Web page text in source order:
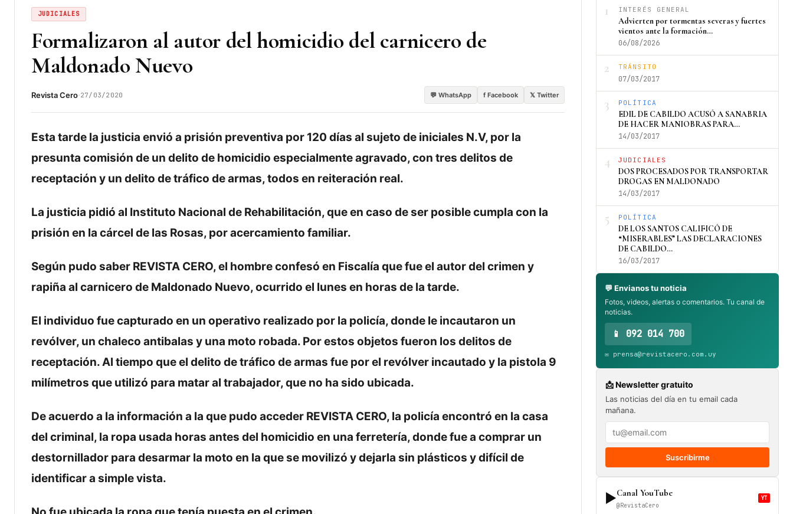
JUDICIALES
Formalizaron al autor del homicidio del carnicero de
Maldonado Nuevo
Revista Cero·27/03/2020 💬 WhatsApp f Facebook 𝕏 Twitter
Esta tarde la justicia envió a prisión preventiva por 120 días al sujeto de iniciales N.V, por la
presunta comisión de un delito de homicidio especialmente agravado, con tres delitos de
receptación y un delito de tráfico de armas, todos en reiteración real.
La justicia pidió al Instituto Nacional de Rehabilitación, que en caso de ser posible cumpla con la
prisión en la cárcel de las Rosas, por acercamiento familiar.
Según pudo saber REVISTA CERO, el hombre confesó en Fiscalía que fue el autor del crimen y
rapiña al carnicero de Maldonado Nuevo, ocurrido el lunes en horas de la tarde.
El individuo fue capturado en un operativo realizado por la policía, donde le incautaron un
revólver, un chaleco antibalas y una moto robada. Por estos objetos fueron los delitos de
receptación. Al tiempo que el delito de tráfico de armas fue por el revólver incautado y la pistola 9
milímetros que utilizó para matar al trabajador, que no ha sido ubicada.
De acuerdo a la información a la que pudo acceder REVISTA CERO, la policía encontró en la casa
del criminal, la ropa usada horas antes del homicidio en una ferretería, donde fue a comprar un
destornillador para desarmar la moto en la que se movilizó y dejarla sin plásticos y difícil de
identificar a simple vista.
1 INTERÉS GENERAL
Advierten por tormentas severas y fuertes
vientos ante la formación…
06/08/2026
2 TRÁNSITO
07/03/2017
3 POLÍTICA
EDIL DE CABILDO ACUSÓ A SANABRIA
DE HACER MANIOBRAS PARA…
14/03/2017
4 JUDICIALES
DOS PROCESADOS POR TRANSPORTAR
DROGAS EN MALDONADO
14/03/2017
5 POLÍTICA
DE LOS SANTOS CALIFICÓ DE
“MISERABLES” LAS DECLARACIONES
DE CABILDO…
16/03/2017
💬 Envianos tu noticia
Fotos, videos, alertas o comentarios. Tu canal de
noticias.
📱 092 014 700
✉️ prensa@revistacero.com.uy
📩 Newsletter gratuito
Las noticias del día en tu email cada
mañana.
Suscribirme
▶Canal YouTube
@RevistaCero
YT